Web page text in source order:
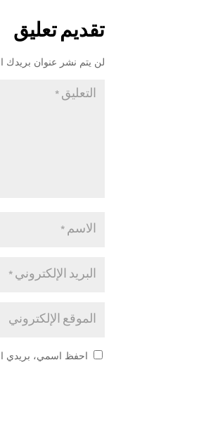
تقديم تعليق
لن يتم نشر عنوان بريدك
احفظ اسمي، بريدي